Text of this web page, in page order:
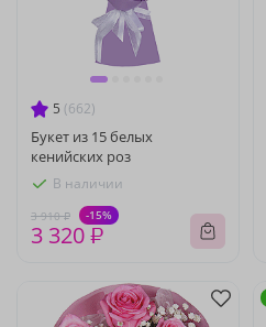
5 (662)
Букет из 15 белых
кенийских роз
В наличии
3 910 ₽ -15%
3 320 ₽